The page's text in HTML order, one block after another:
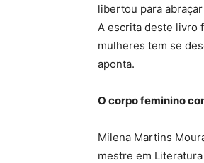
libertou para
A escrita deste livro
mulheres tem se
aponta.
O corpo feminino
Milena Martins
mestre em